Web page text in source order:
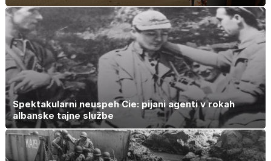
Spektakularni neuspeh Cie: pijani agenti v rokah
albanske tajne službe